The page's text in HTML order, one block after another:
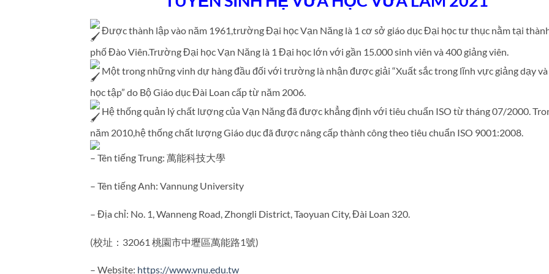
Được thành lập vào năm 1961,trường Đại học Vạn Năng là 1 cơ sở giáo dục Đại học tư thục nằm tại
phố Đào Viên.Trường Đại học Vạn Năng là 1 Đại học lớn với gần 15.000 sinh viên và 400 giảng viên.
Một trong những vinh dự hàng đầu đối với trường là nhận được giải “Xuất sắc trong lĩnh vực giảng dạy và
học tập” do Bộ Giáo dục Đài Loan cấp từ năm 2006.
Hệ thống quản lý chất lượng của Vạn Năng đã được khẳng định với tiêu chuẩn ISO từ tháng 07/2000.
năm 2010,hệ thống chất lượng Giáo dục đã được nâng cấp thành công theo tiêu chuẩn ISO 9001:2008.
– Tên tiếng Trung: 萬能科技大學
– Tên tiếng Anh: Vannung University
– Địa chỉ: No. 1, Wanneng Road, Zhongli District, Taoyuan City, Đài Loan 320.
(校址：32061 桃園市中壢區萬能路1號)
– Website: https://www.vnu.edu.tw